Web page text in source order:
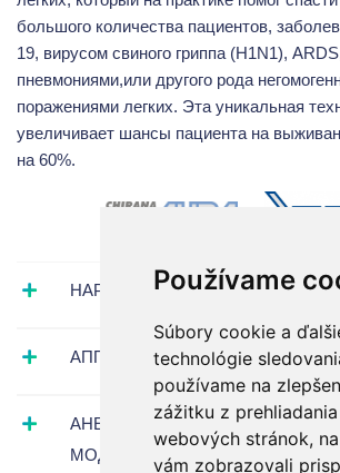
Používame
Súbory cookie a
technológie
používame na
zážitku z
webových stránok,
vám zobrazovali
большого количества пациентов,
19, вирусом свиного гриппа (H1N1),
пневмониями,или другого рода
поражениями легких. Эта уникальная
увеличивает шансы пациента на
на 60%.
НАРКОЗНЫЕ АППАРАТЫ
АППАРАТЫ ИВЛ
АНЕСТЕЗИОЛОГИЧЕСКИЕ
МОДУЛИ